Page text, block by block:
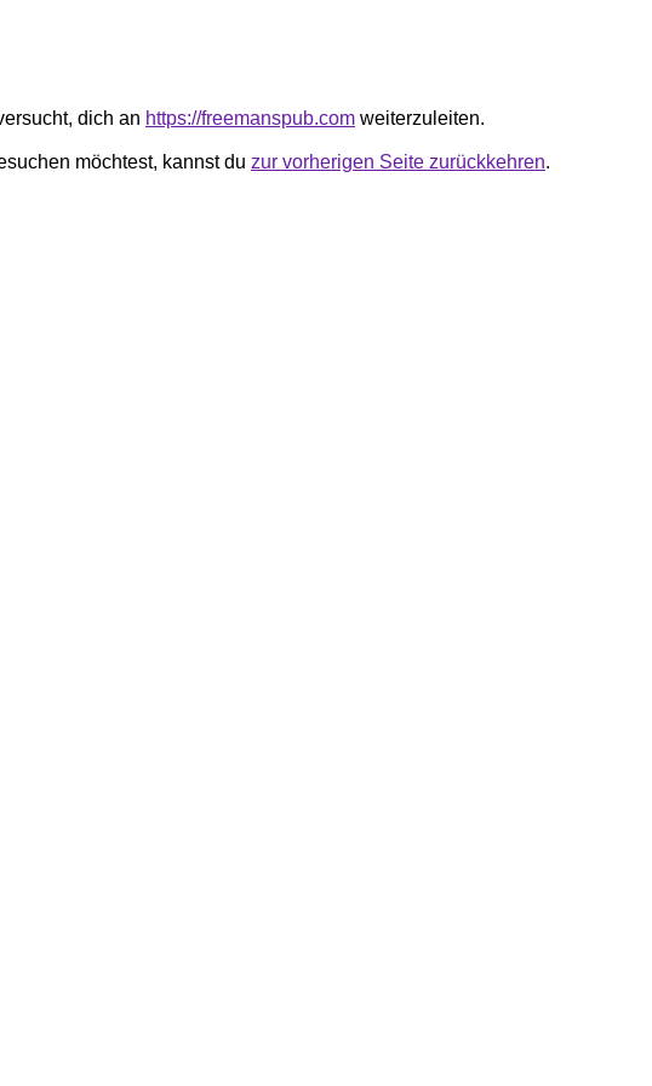
dich an https://freemanspub.com weiterzuleiten.
möchtest, kannst du zur vorherigen Seite zurückkehren.